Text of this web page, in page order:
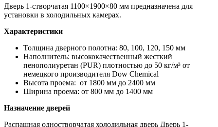
Дверь 1-створчатая 1100×1900×80 мм предназначена для
установки в холодильных камерах.
Характеристики
Толщина дверного полотна: 80, 100, 120, 150 мм
Наполнитель: высококачественный жесткий
пенополиуретан (PUR) плотностью до 50 кг/м³ от
немецкого производителя Dow Chemiсal
Высота проема: от 1800 мм до 2400 мм
Ширина проема: от 800 мм до 1400 мм
Назначение дверей
Распашная одностворчатая холодильная дверь Дверь 1-